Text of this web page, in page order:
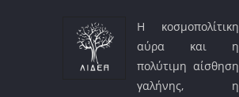
Η κοσμοπολίτικη
αύρα και η
πολύτιμη αίσθηση
γαλήνης, η